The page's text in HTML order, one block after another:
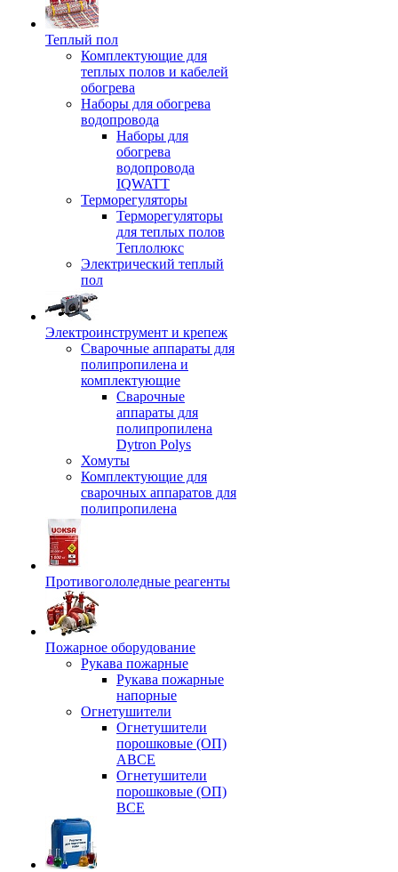
Теплый пол
Комплектующие для
теплых полов и кабелей
обогрева
Наборы для обогрева
водопровода
Наборы для
обогрева
водопровода
IQWATT
Терморегуляторы
Терморегуляторы
для теплых полов
Теплолюкс
Электрический теплый
пол
Электроинструмент и крепеж
Сварочные аппараты для
полипропилена и
комплектующие
Сварочные
аппараты для
полипропилена
Dytron Polys
Хомуты
Комплектующие для
сварочных аппаратов для
полипропилена
Противогололедные реагенты
Пожарное оборудование
Рукава пожарные
Рукава пожарные
напорные
Огнетушители
Огнетушители
порошковые (ОП)
АВСЕ
Огнетушители
порошковые (ОП)
ВСЕ